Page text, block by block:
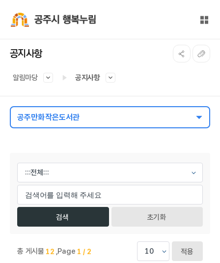
전체
공지사항
알림마당 공지사항
공주만화작은도서관
초기화
총 게시물 12 ,Page 1 / 2 적용